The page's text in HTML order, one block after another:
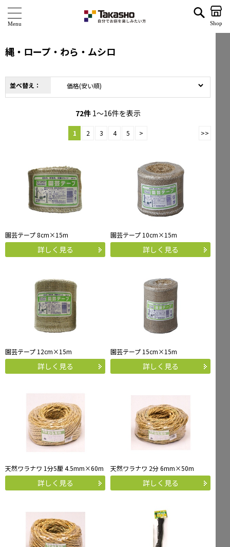
海外ブランド・シリーズ
関連サイト
サポート
Mailform FAQ
Tel. 0120-51-4128
受付時間 / 9:00-17:00（土日祝休み）
Shop
縄・ロープ・わら・ムシロ
並べ替え：
72件1～16件を表示
1 2 3 4 5 > >>
園芸テープ 8cm×15m
詳しく見る
園芸テープ 10cm×15m
詳しく見る
園芸テープ 12cm×15m
詳しく見る
園芸テープ 15cm×15m
詳しく見る
天然ワラナワ 1分5厘 4.5mm×60m
詳しく見る
天然ワラナワ 2分 6mm×50m
詳しく見る